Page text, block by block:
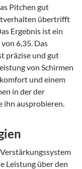
Pitchen gut
übertrifft
Ergebnis ist ein
6,35. Das
präzise und gut
von Schirmen
und einem
in der der
ihn ausprobieren.
Leistung über den